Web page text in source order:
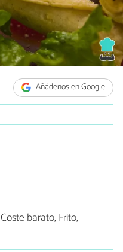
Añádenos en Google
Coste barato, Frito,